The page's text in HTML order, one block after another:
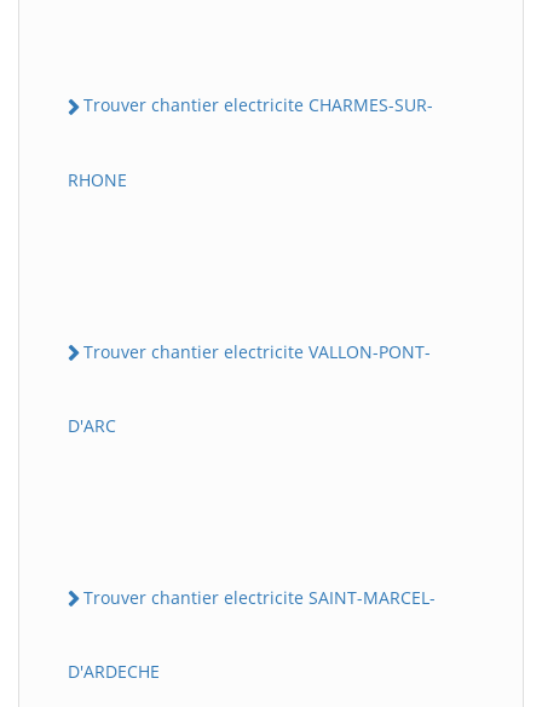
Trouver chantier electricite CHARMES-SUR-
RHONE
Trouver chantier electricite VALLON-PONT-
D'ARC
Trouver chantier electricite SAINT-MARCEL-
D'ARDECHE